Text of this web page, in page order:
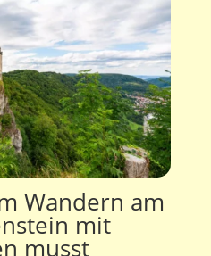
Wandern am
mit
musst